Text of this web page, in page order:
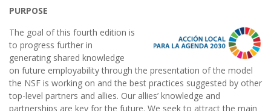
PURPOSE
The goal of this fourth edition is
to progress further in
generating shared knowledge
on future employability through the presentation of the model
the NSF is working on and the best practices suggested by other
top-level partners and allies. Our allies’ knowledge and
partnerships are key for the future. We seek to attract the main